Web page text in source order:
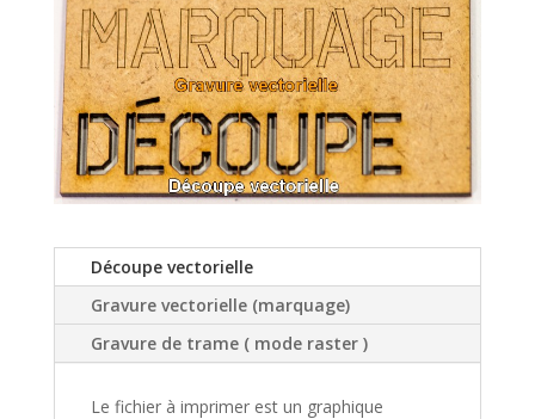
Découpe vectorielle
Gravure vectorielle (marquage)
Gravure de trame ( mode raster )
Le fichier à imprimer est un graphique